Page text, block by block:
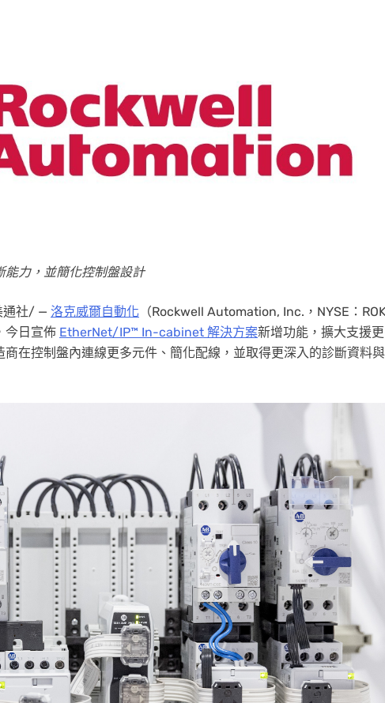
能力，並簡化控制盤設計
通社/ — 洛克威爾自動化 （Rockwell Automation, Inc.，NYSE：ROK
今日宣佈 EtherNet/IP™ In-cabinet 解決方案新增功能，擴大支援
在控制盤內連線更多元件、簡化配線，並取得更深入的診斷資料